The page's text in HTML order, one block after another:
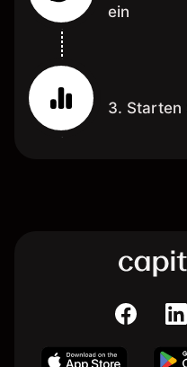
ein
3. Starten